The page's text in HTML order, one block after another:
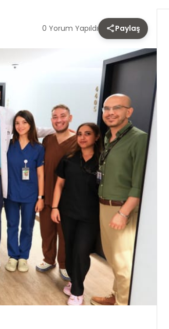
0 Yorum Yapıldı Paylaş